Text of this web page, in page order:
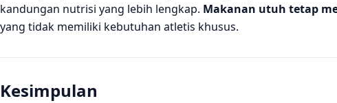
kandungan nutrisi yang lebih lengkap. Makanan utuh tetap
yang tidak memiliki kebutuhan atletis khusus.
Kesimpulan